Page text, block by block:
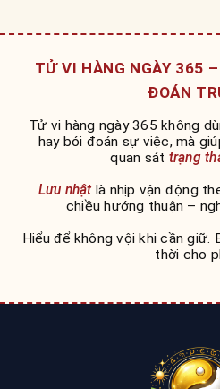
TỬ VI HÀNG NGÀY 365
ĐOÁN
Tử vi hàng ngày 365 không
hay bói đoán sự việc, mà
quan sát trạng
Lưu nhậtlà nhịp vận động
chiều hướng thuận –
Hiểu để không vội khi cần giữ.
thời cho